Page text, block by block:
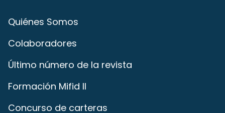
Quiénes Somos
Colaboradores
Último número de la revista
Formación Mifid II
Concurso de carteras